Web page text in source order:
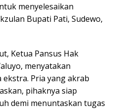
menyelesaikan
Bupati Pati, Sudewo,
Ketua Pansus Hak
menyatakan
Pria yang akrab
pihaknya siap
demi menuntaskan tugas